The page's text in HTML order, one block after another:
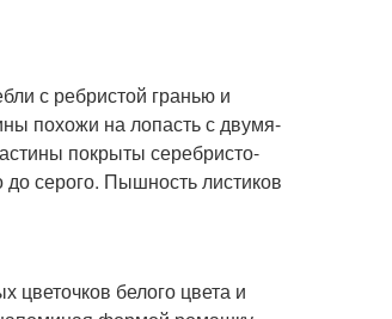
с ребристой гранью и
похожи на лопасть с двумя-
покрыты серебристо-
до серого. Пышность листиков
цветочков белого цвета и